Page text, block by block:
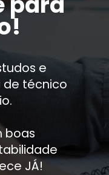
e
de técnico
boas
JÁ!